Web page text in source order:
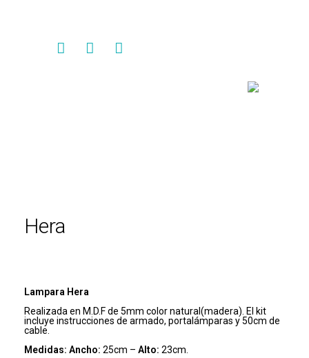
Hera
Lampara Hera
Realizada en M.D.F de 5mm color natural(madera). El kit
incluye instrucciones de armado, portalámparas y 50cm de
cable.
Medidas: Ancho: 25cm – Alto: 23cm.